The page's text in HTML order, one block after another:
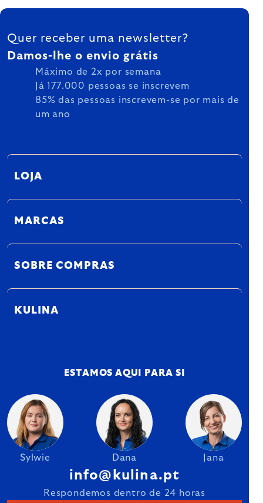
FOOTER
Quer receber uma newsletter?
Damos-lhe o envio grátis
Máximo de 2x por semana
Já 177.000 pessoas se inscrevem
85% das pessoas inscrevem-se por mais de
um ano
LOJA
MARCAS
SOBRE COMPRAS
KULINA
ESTAMOS AQUI PARA SI
Sylwie Dana Jana
info@kulina.pt
Respondemos dentro de 24 horas